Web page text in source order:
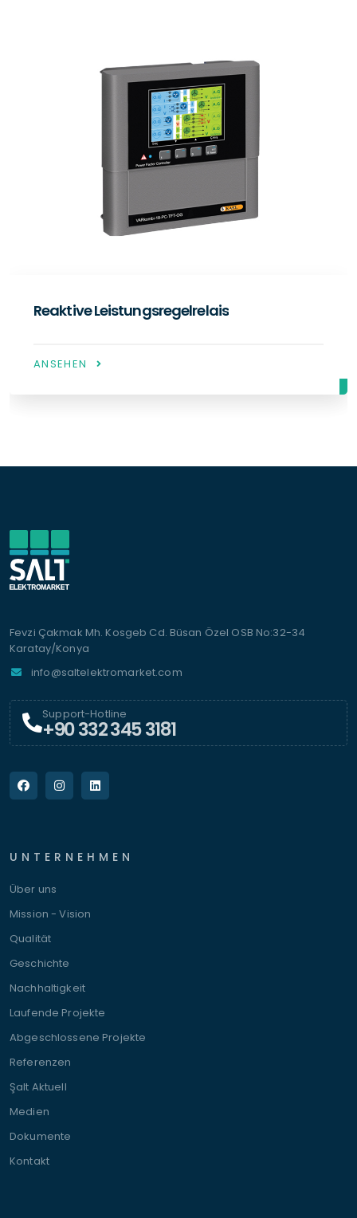
Netzanalysatoren
ANSEHEN
Fevzi Çakmak Mh. Kosgeb Cd. Büsan Özel OSB No:32-34
Karatay/Konya
info@saltelektromarket.com
Support-Hotline
+90 332 345 3181
UNTERNEHMEN
Über uns
Mission - Vision
Qualität
Geschichte
Nachhaltigkeit
Laufende Projekte
Abgeschlossene Projekte
Referenzen
Şalt Aktuell
Medien
Dokumente
Kontakt